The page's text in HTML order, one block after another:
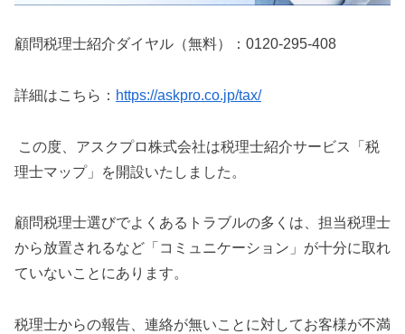
顧問税理士紹介ダイヤル（無料）：0120-295-408
詳細はこちら： https://askpro.co.jp/tax/
この度、アスクプロ株式会社は税理士紹介サービス「税
理士マップ」を開設いたしました。
顧問税理士選びでよくあるトラブルの多くは、担当税理士
から放置されるなど「コミュニケーション」が十分に取れ
ていないことにあります。
税理士からの報告、連絡が無いことに対してお客様が不満